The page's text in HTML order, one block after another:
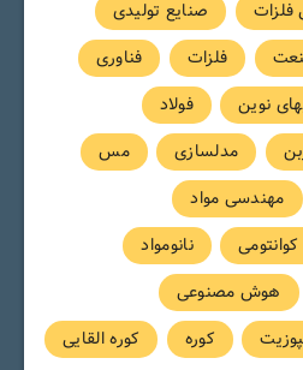
فلزات
صنایع تولیدی
فلزات
فناوری
نوین
فولاد
مدلسازی
مس
مهندسی مواد
نانومواد
هوش مصنوعی
کوره
کوره القایی